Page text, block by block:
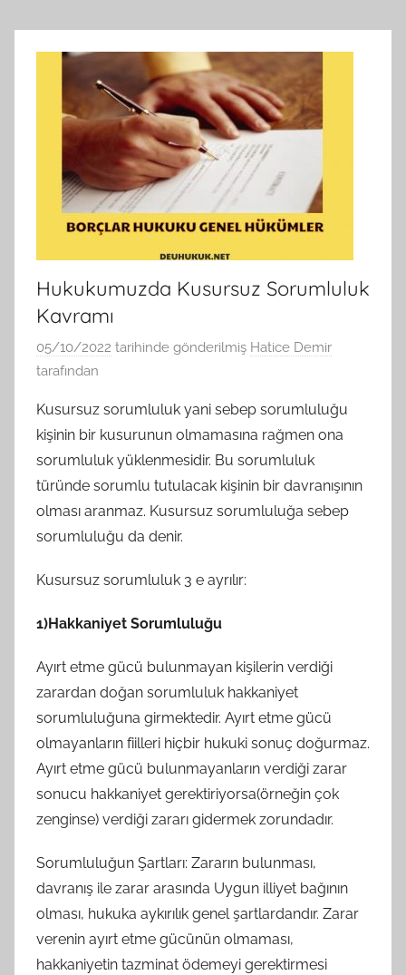
Hukukumuzda Kusursuz Sorumluluk
Kavramı
05/10/2022 tarihinde gönderilmiş Hatice Demir
tarafından
Kusursuz sorumluluk yani sebep sorumluluğu
kişinin bir kusurunun olmamasına rağmen ona
sorumluluk yüklenmesidir. Bu sorumluluk
türünde sorumlu tutulacak kişinin bir davranışının
olması aranmaz. Kusursuz sorumluluğa sebep
sorumluluğu da denir.
Kusursuz sorumluluk 3 e ayrılır:
1)Hakkaniyet Sorumluluğu
Ayırt etme gücü bulunmayan kişilerin verdiği
zarardan doğan sorumluluk hakkaniyet
sorumluluğuna girmektedir. Ayırt etme gücü
olmayanların fiilleri hiçbir hukuki sonuç doğurmaz.
Ayırt etme gücü bulunmayanların verdiği zarar
sonucu hakkaniyet gerektiriyorsa(örneğin çok
zenginse) verdiği zararı gidermek zorundadır.
Sorumluluğun Şartları: Zararın bulunması,
davranış ile zarar arasında Uygun illiyet bağının
olması, hukuka aykırılık genel şartlardandır. Zarar
verenin ayırt etme gücünün olmaması,
hakkaniyetin tazminat ödemeyi gerektirmesi